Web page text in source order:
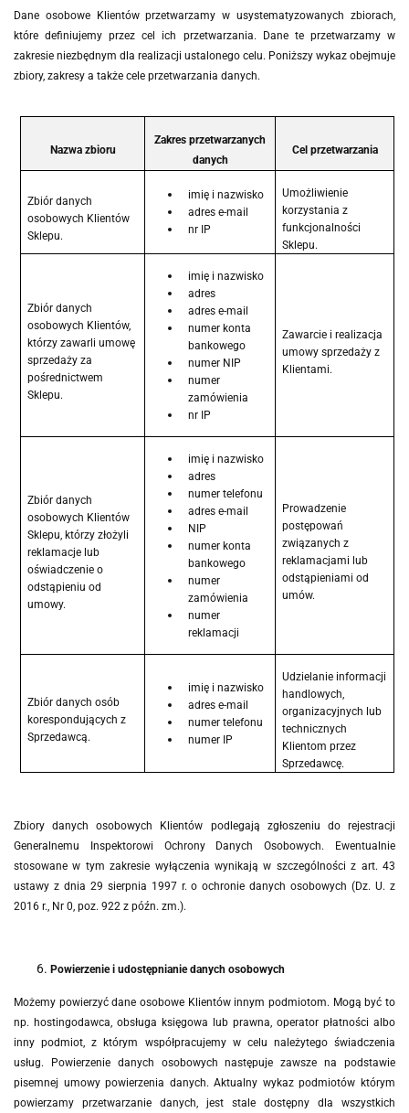
Dane osobowe Klientów przetwarzamy w usystematyzowanych zbiorach,
które definiujemy przez cel ich przetwarzania. Dane te przetwarzamy w
zakresie niezbędnym dla realizacji ustalonego celu. Poniższy wykaz obejmuje
zbiory, zakresy a także cele przetwarzania danych.
Nazwa zbioru
Zakres przetwarzanych
danych
Cel przetwarzania
Zbiór danych
osobowych Klientów
Sklepu.
imię i nazwisko
adres e-mail
nr IP
Umożliwienie
korzystania z
funkcjonalności
Sklepu.
Zbiór danych
osobowych Klientów,
którzy zawarli umowę
sprzedaży za
pośrednictwem
Sklepu.
imię i nazwisko
adres
adres e-mail
numer konta
bankowego
numer NIP
numer
zamówienia
nr IP
Zawarcie i realizacja
umowy sprzedaży z
Klientami.
Zbiór danych
osobowych Klientów
Sklepu, którzy złożyli
reklamacje lub
oświadczenie o
odstąpieniu od
umowy.
imię i nazwisko
adres
numer telefonu
adres e-mail
NIP
numer konta
bankowego
numer
zamówienia
numer
reklamacji
Prowadzenie
postępowań
związanych z
reklamacjami lub
odstąpieniami od
umów.
Zbiór danych osób
korespondujących z
Sprzedawcą.
imię i nazwisko
adres e-mail
numer telefonu
numer IP
Udzielanie informacji
handlowych,
organizacyjnych lub
technicznych
Klientom przez
Sprzedawcę.
Zbiory danych osobowych Klientów podlegają zgłoszeniu do rejestracji
Generalnemu Inspektorowi Ochrony Danych Osobowych. Ewentualnie
stosowane w tym zakresie wyłączenia wynikają w szczególności z art. 43
ustawy z dnia 29 sierpnia 1997 r. o ochronie danych osobowych (Dz. U. z
2016 r., Nr 0, poz. 922 z późn. zm.).
Powierzenie i udostępnianie danych osobowych
Możemy powierzyć dane osobowe Klientów innym podmiotom. Mogą być to
np. hostingodawca, obsługa księgowa lub prawna, operator płatności albo
inny podmiot, z którym współpracujemy w celu należytego świadczenia
usług. Powierzenie danych osobowych następuje zawsze na podstawie
pisemnej umowy powierzenia danych. Aktualny wykaz podmiotów którym
powierzamy przetwarzanie danych, jest stale dostępny dla wszystkich